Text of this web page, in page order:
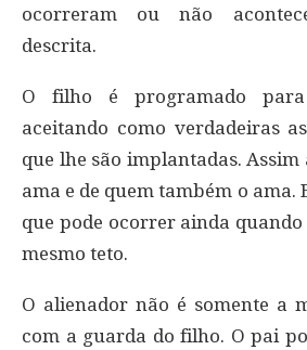
ocorreram ou não
descrita.
O filho é programado
aceitando como verdadeiras
que lhe são implantadas. Assim
ama e de quem também o ama.
que pode ocorrer ainda
mesmo teto.
O alienador não é somente a
com a guarda do filho. O pai